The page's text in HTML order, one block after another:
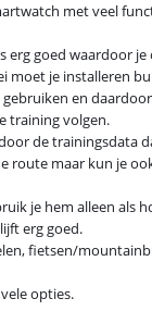
met veel
erg goed waardoor
moet je installeren
en
training volgen.
de trainingsdata
route maar kun je
je hem alleen als
erg goed.
fietsen/
opties.